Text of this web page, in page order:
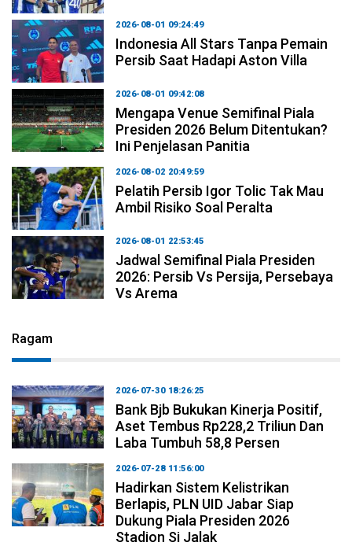
2026-08-01 09:24:49
Indonesia All Stars Tanpa Pemain
Persib Saat Hadapi Aston Villa
2026-08-01 09:42:08
Mengapa Venue Semifinal Piala
Presiden 2026 Belum Ditentukan?
Ini Penjelasan Panitia
2026-08-02 20:49:59
Pelatih Persib Igor Tolic Tak Mau
Ambil Risiko Soal Peralta
2026-08-01 22:53:45
Jadwal Semifinal Piala Presiden
2026: Persib Vs Persija, Persebaya
Vs Arema
Ragam
2026-07-30 18:26:25
Bank Bjb Bukukan Kinerja Positif,
Aset Tembus Rp228,2 Triliun Dan
Laba Tumbuh 58,8 Persen
2026-07-28 11:56:00
Hadirkan Sistem Kelistrikan
Berlapis, PLN UID Jabar Siap
Dukung Piala Presiden 2026
Stadion Si Jalak